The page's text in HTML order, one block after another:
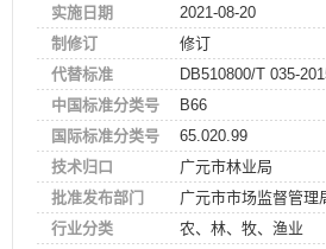
实施日期
2021-08-20
制修订
修订
代替标准
DB510800/T 035-
中国标准分类号
B66
国际标准分类号
65.020.99
技术归口
广元市林业局
批准发布部门
广元市市场监督管理
行业分类
农、林、牧、渔业